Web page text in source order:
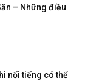
– Những điều
nổi tiếng có thể